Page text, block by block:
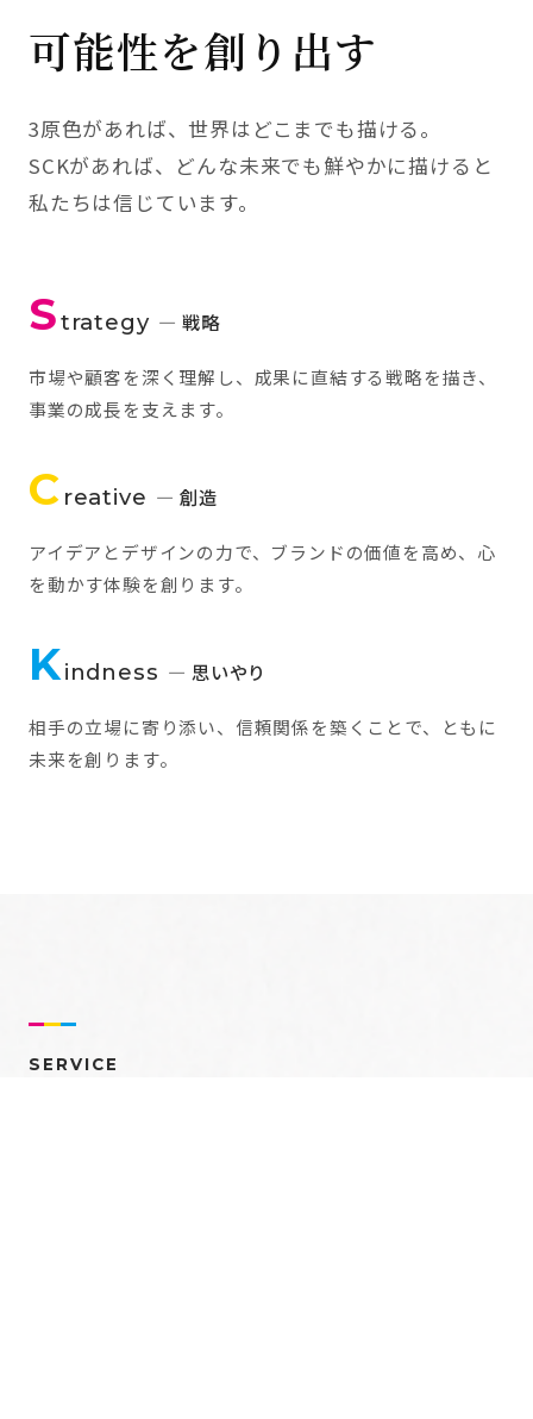
可能性を創り出す
3原色があれば、世界はどこまでも描ける。
SCKがあれば、どんな未来でも鮮やかに描けると
私たちは信じています。
Strategy — 戦略
市場や顧客を深く理解し、成果に直結する戦略を描き、
事業の成長を支えます。
C reative — 創造
アイデアとデザインの力で、ブランドの価値を高め、心
を動かす体験を創ります。
Kindness — 思いやり
相手の立場に寄り添い、信頼関係を築くことで、ともに
未来を創ります。
SERVICE